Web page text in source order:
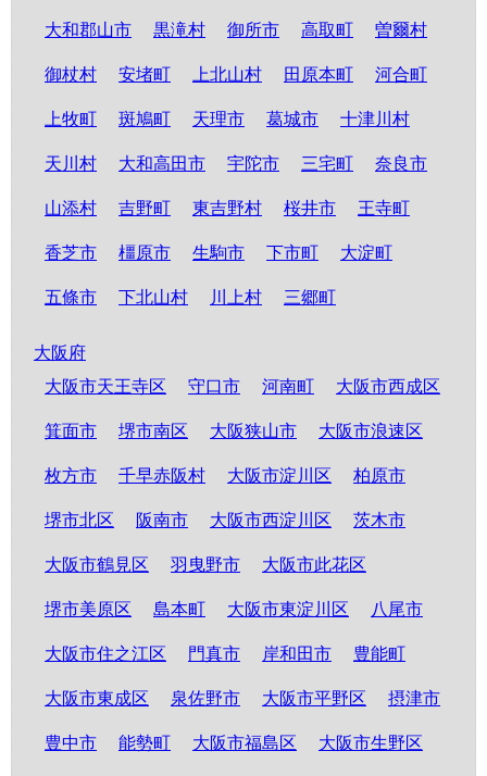
大和郡山市 黒滝村 御所市 高取町 曽爾村
御杖村 安堵町 上北山村 田原本町 河合町
上牧町 斑鳩町 天理市 葛城市 十津川村
天川村 大和高田市 宇陀市 三宅町 奈良市
山添村 吉野町 東吉野村 桜井市 王寺町
香芝市 橿原市 生駒市 下市町 大淀町
五條市 下北山村 川上村 三郷町
大阪府
大阪市天王寺区
守口市 河南町 大阪市西成区
箕面市 堺市南区 大阪狭山市 大阪市浪速区
枚方市 千早赤阪村 大阪市淀川区 柏原市
堺市北区 阪南市 大阪市西淀川区 茨木市
大阪市鶴見区 羽曳野市 大阪市此花区
堺市美原区 島本町 大阪市東淀川区 八尾市
大阪市住之江区 門真市 岸和田市 豊能町
大阪市東成区 泉佐野市 大阪市平野区 摂津市
豊中市 能勢町 大阪市福島区 大阪市生野区